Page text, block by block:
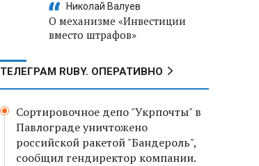
Николай Валуев
О механизме «Инвестиции
вместо штрафов»
ТЕЛЕГРАМ RUBY. ОПЕРАТИВНО
Сортировочное депо "Укрпочты" в
Павлограде уничтожено
российской ракетой "Бандероль",
сообщил гендиректор компании.